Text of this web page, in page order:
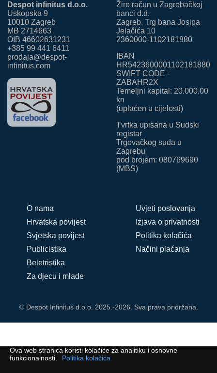
Despot infinitus d.o.o.
Uskopska 9
10010 Zagreb
MB 2714663
OIB 46602631231
+385 99 441 6411
prodaja@despot-
infinitus.com
Žiro račun u Zagrebačkoj
banci d.d.
Zagreb, Trg bana Josipa
Jelačića 10
2360000-1102181880
IBAN
HR5423600001102181880
SWIFT CODE -
ZABAHR2X
Temeljni kapital: 20.000,00
kn
(uplaćen u cijelosti)
Tvrtka upisana u Sudski
registar
Trgovačkog suda u
Zagrebu
pod brojem: 080769690
(MBS)
O nama
Hrvatska povijest
Svjetska povijest
Publicistika
Beletristika
Za djecu i mlade
Uvjeti poslovanja
Izjava o privatnosti
Politika kolačića
Načini plaćanja
© Despot Infinitus d.o.o. 2025.-2026. Sva prava pridržana.
Ova web stranica koristi kolačiće za analitiku i osnovne
funkcionalnosti.
Politika kolačića